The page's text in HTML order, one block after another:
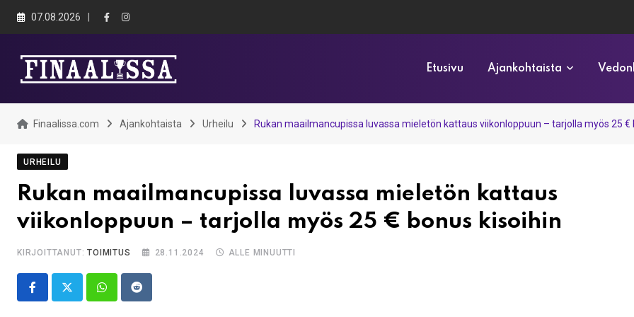
Skip
07.08.2026
Etusivu Ajankohtaista
Finaalissa.com Ajankohtaista Urheilu Rukan maailmancupissa luvassa mieletön kattaus viikonloppuun – tarjolla myös 25 €
URHEILU
Rukan maailmancupissa luvassa mieletön kattaus
viikonloppuun – tarjolla myös 25 € bonus kisoihin
KIRJOITTANUT:TOIMITUS 28.11.2024 ALLE MINUUTTI
WhatsappReddit